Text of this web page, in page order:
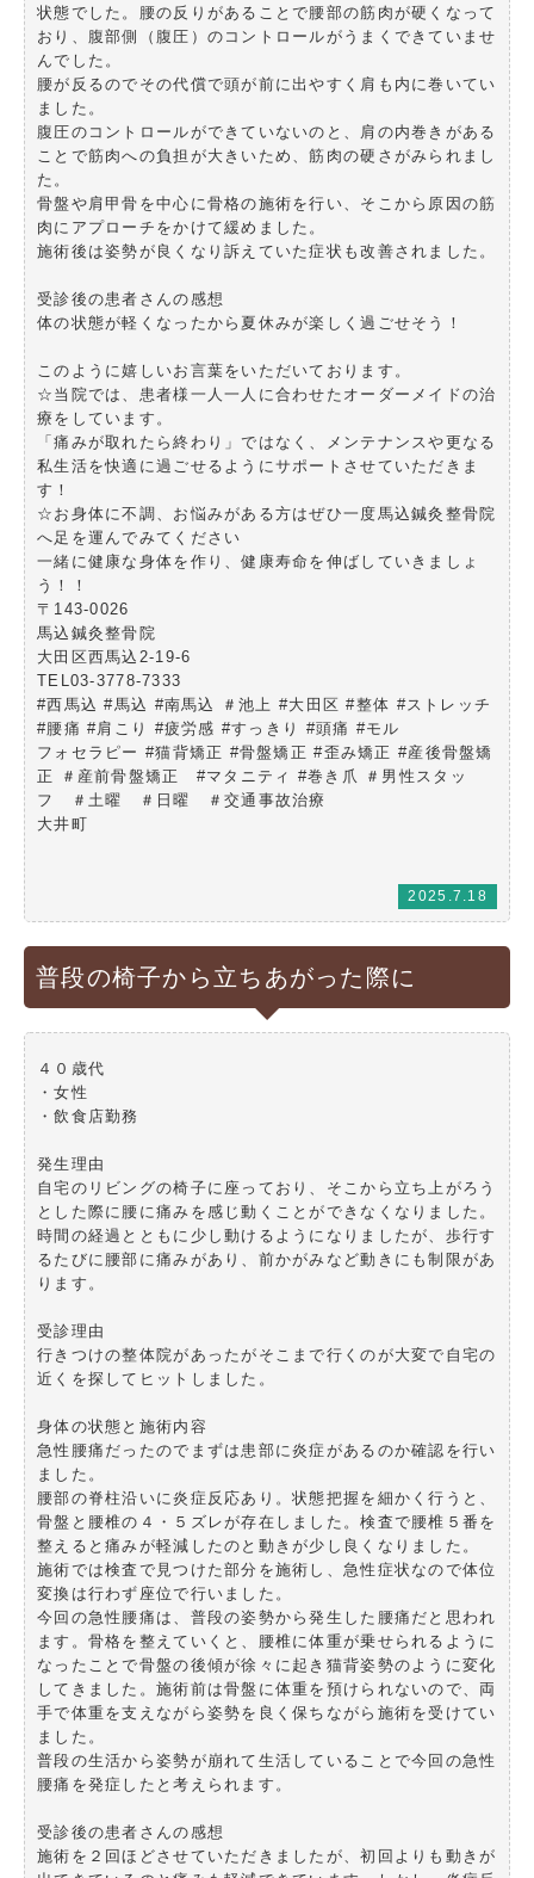
状態でした。腰の反りがあることで腰部の筋肉が硬くなって
おり、腹部側（腹圧）のコントロールがうまくできていませ
んでした。
腰が反るのでその代償で頭が前に出やすく肩も内に巻いてい
ました。
腹圧のコントロールができていないのと、肩の内巻きがある
ことで筋肉への負担が大きいため、筋肉の硬さがみられまし
た。
骨盤や肩甲骨を中心に骨格の施術を行い、そこから原因の筋
肉にアプローチをかけて緩めました。
施術後は姿勢が良くなり訴えていた症状も改善されました。
受診後の患者さんの感想
体の状態が軽くなったから夏休みが楽しく過ごせそう！
このように嬉しいお言葉をいただいております。
☆当院では、患者様一人一人に合わせたオーダーメイドの治
療をしています。
「痛みが取れたら終わり」ではなく、メンテナンスや更なる
私生活を快適に過ごせるようにサポートさせていただきま
す！
☆お身体に不調、お悩みがある方はぜひ一度馬込鍼灸整骨院
へ足を運んでみてください
一緒に健康な身体を作り、健康寿命を伸ばしていきましょ
う！！
〒143-0026
馬込鍼灸整骨院
大田区西馬込2-19-6
TEL03-3778-7333
#西馬込 #馬込 #南馬込 ＃池上 #大田区 #整体 #ストレッチ
#腰痛 #肩こり #疲労感 #すっきり #頭痛 #モル
フォセラピー #猫背矯正 #骨盤矯正 #歪み矯正 #産後骨盤矯
正 ＃産前骨盤矯正 #マタニティ #巻き爪 ＃男性スタッ
フ ＃土曜 ＃日曜 ＃交通事故治療
大井町
2025.7.18
普段の椅子から立ちあがった際に
４０歳代
・女性
・飲食店勤務
発生理由
自宅のリビングの椅子に座っており、そこから立ち上がろう
とした際に腰に痛みを感じ動くことができなくなりました。
時間の経過とともに少し動けるようになりましたが、歩行す
るたびに腰部に痛みがあり、前かがみなど動きにも制限があ
ります。
受診理由
行きつけの整体院があったがそこまで行くのが大変で自宅の
近くを探してヒットしました。
身体の状態と施術内容
急性腰痛だったのでまずは患部に炎症があるのか確認を行い
ました。
腰部の脊柱沿いに炎症反応あり。状態把握を細かく行うと、
骨盤と腰椎の４・５ズレが存在しました。検査で腰椎５番を
整えると痛みが軽減したのと動きが少し良くなりました。
施術では検査で見つけた部分を施術し、急性症状なので体位
変換は行わず座位で行いました。
今回の急性腰痛は、普段の姿勢から発生した腰痛だと思われ
ます。骨格を整えていくと、腰椎に体重が乗せられるように
なったことで骨盤の後傾が徐々に起き猫背姿勢のように変化
してきました。施術前は骨盤に体重を預けられないので、両
手で体重を支えながら姿勢を良く保ちながら施術を受けてい
ました。
普段の生活から姿勢が崩れて生活していることで今回の急性
腰痛を発症したと考えられます。
受診後の患者さんの感想
施術を２回ほどさせていただきましたが、初回よりも動きが